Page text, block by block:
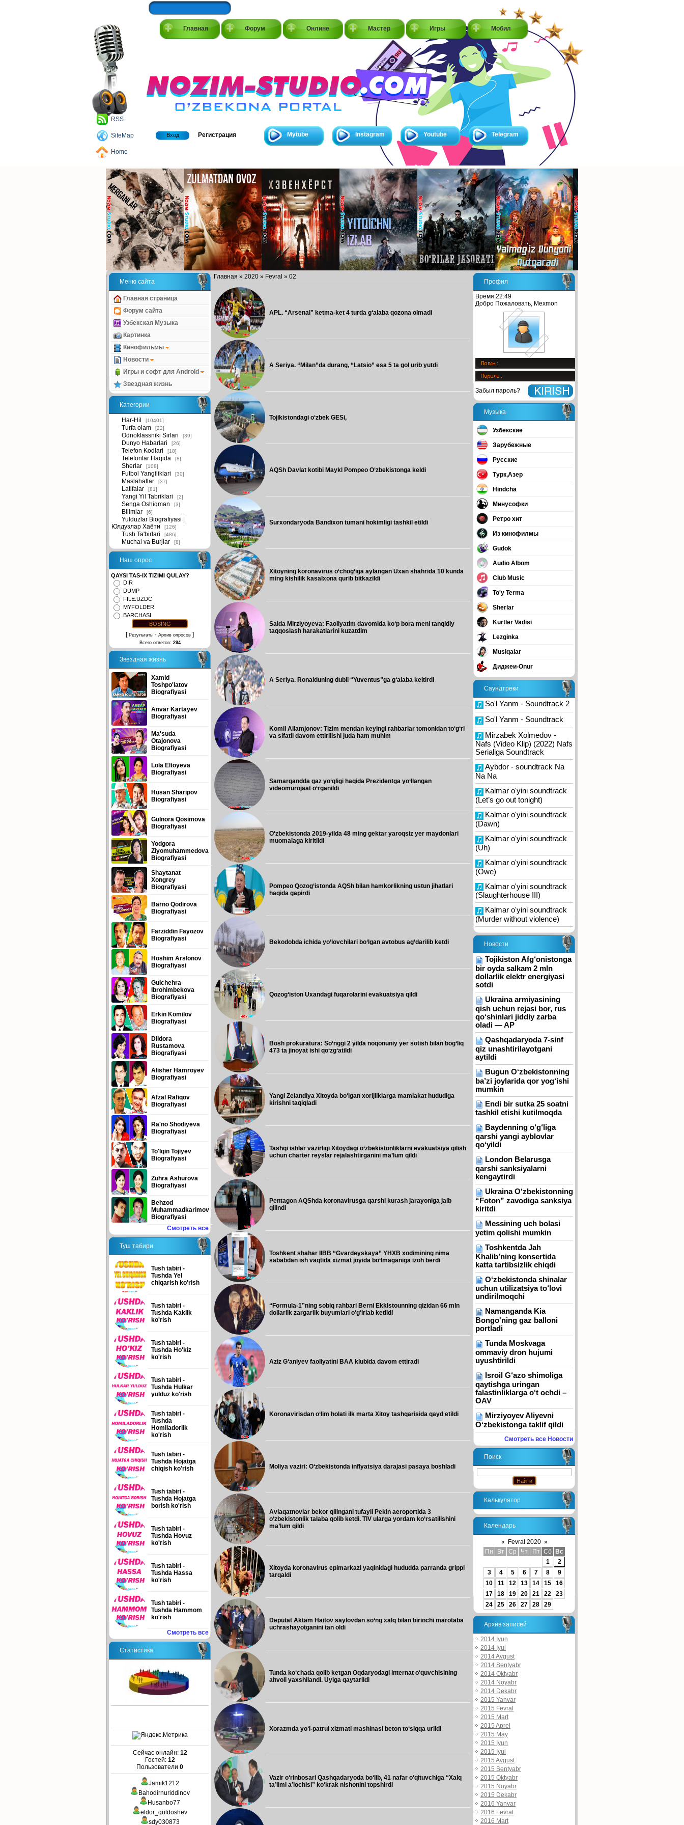
Главная Форум Онлине Мастер Игры Мобил
RSS
SiteMap
Home
Вход Регистрация Mytube Instagram Youtube Telegram
Меню сайта
Главная страница
Форум сайта
Узбекская Музыка
Картинка
Кинофильмы
Новости
Игры и софт для Android
Звездная жизнь
Категории
Har-Hil [10401]
Turfa olam [22]
Odnoklassniki Sirlari [39]
Dunyo Habarlari [26]
Telefon Kodlari [18]
Telefonlar Haqida [8]
Sherlar [108]
Futbol Yangiliklari [30]
Maslahatlar [37]
Latifalar [81]
Yangi Yil Tabriklari [2]
Senga Oshiqman [3]
Bilimlar [6]
Yulduzlar Biografiyasi |
Юлдузлар Хаёти
[126]
Tush Ta'birlari [486]
Muchal va Burjlar [8]
Наш опрос
QAYSI TAS-IX TIZIMI QULAY?
DIR
DUMP
FILE.UZDC
MYFOLDER
BARCHASI
[ Результаты · Архив опросов ]
Всего ответов: 294
Звездная жизнь
Xamid
Toshpo'latov
Biografiyasi
Anvar Kartayev
Biografiyasi
Ma'suda
Otajonova
Biografiyasi
Lola Eltoyeva
Biografiyasi
Husan Sharipov
Biografiyasi
Gulnora Qosimova
Biografiyasi
Yodgora
Ziyomuhammedova
Biografiyasi
Shaytanat
Xongrey
Biografiyasi
Barno Qodirova
Biografiyasi
Farziddin Fayozov
Biografiyasi
Hoshim Arslonov
Biografiyasi
Gulchehra
Ibrohimbekova
Biografiyasi
Erkin Komilov
Biografiyasi
Dildora
Rustamova
Biografiyasi
Alisher Hamroyev
Biografiyasi
Afzal Rafiqov
Biografiyasi
Ra'no Shodiyeva
Biografiyasi
To'lqin Tojiyev
Biografiyasi
Zuhra Ashurova
Biografiyasi
Behzod
Muhammadkarimov
Biografiyasi
Смотреть все
Туш табири
Tush tabiri -
Tushda Yel
chiqarish ko'rish
Tush tabiri -
Tushda Kaklik
ko'rish
Tush tabiri -
Tushda Ho'kiz
ko'rish
Tush tabiri -
Tushda Hulkar
yulduz ko'rish
Tush tabiri -
Tushda
Homiladorlik
ko'rish
Tush tabiri -
Tushda Hojatga
chiqish ko'rish
Tush tabiri -
Tushda Hojatga
borish ko'rish
Tush tabiri -
Tushda Hovuz
ko'rish
Tush tabiri -
Tushda Hassa
ko'rish
Tush tabiri -
Tushda Hammom
ko'rish
Смотреть все
Статистика
Сейчас онлайн: 12
Гостей: 12
Пользователи 0
Jamik1212
Bahodirnuriddinov
Husanbo77
eldor_quldoshev
sdy030873
Главная » 2020 » Fevral » 02
APL. “Arsenal” ketma-ket 4 turda g‘alaba qozona olmadi
A Seriya. “Milan”da durang, “Latsio” esa 5 ta gol urib yutdi
Tojikistondagi o‘zbek GESi,
AQSh Davlat kotibi Maykl Pompeo O‘zbekistonga keldi
Surxondaryoda Bandixon tumani hokimligi tashkil etildi
Xitoyning koronavirus o‘chog‘iga aylangan Uxan shahrida 10 kunda
ming kishilik kasalxona qurib bitkazildi
Saida Mirziyoyeva: Faoliyatim davomida ko‘p bora meni tanqidiy
taqqoslash harakatlarini kuzatdim
A Seriya. Ronalduning dubli “Yuventus”ga g‘alaba keltirdi
Komil Allamjonov: Tizim mendan keyingi rahbarlar tomonidan to‘g‘ri
va sifatli davom ettirilishi juda ham muhim
Samarqandda gaz yo‘qligi haqida Prezidentga yo‘llangan
videomurojaat o‘rganildi
O‘zbekistonda 2019-yilda 48 ming gektar yaroqsiz yer maydonlari
muomalaga kiritildi
Pompeo Qozog‘istonda AQSh bilan hamkorlikning ustun jihatlari
haqida gapirdi
Bekodobda ichida yo‘lovchilari bo‘lgan avtobus ag‘darilib ketdi
Qozog‘iston Uxandagi fuqarolarini evakuatsiya qildi
Bosh prokuratura: So‘nggi 2 yilda noqonuniy yer sotish bilan bog‘liq
473 ta jinoyat ishi qo‘zg‘atildi
Yangi Zelandiya Xitoyda bo‘lgan xorijliklarga mamlakat hududiga
kirishni taqiqladi
Tashqi ishlar vazirligi Xitoydagi o‘zbekistonliklarni evakuatsiya qilish
uchun charter reyslar rejalashtirganini ma’lum qildi
Pentagon AQShda koronavirusga qarshi kurash jarayoniga jalb
qilindi
Toshkent shahar IIBB “Gvardeyskaya” YHXB xodimining nima
sababdan ish vaqtida xizmat joyida bo‘lmaganiga izoh berdi
“Formula-1”ning sobiq rahbari Berni Ekklstounning qizidan 66 mln
dollarlik zargarlik buyumlari o‘g‘irlab ketildi
Aziz G‘aniyev faoliyatini BAA klubida davom ettiradi
Koronavirisdan o‘lim holati ilk marta Xitoy tashqarisida qayd etildi
Moliya vaziri: O‘zbekistonda inflyatsiya darajasi pasaya boshladi
Aviaqatnovlar bekor qilingani tufayli Pekin aeroportida 3
o‘zbekistonlik talaba qolib ketdi. TIV ularga yordam ko‘rsatilishini
ma’lum qildi
Xitoyda koronavirus epimarkazi yaqinidagi hududda parranda grippi
tarqaldi
Deputat Aktam Haitov saylovdan so‘ng xalq bilan birinchi marotaba
uchrashayotganini tan oldi
Tunda ko‘chada qolib ketgan Oqdaryodagi internat o‘quvchisining
ahvoli yaxshilandi. Uyiga qaytarildi
Xorazmda yo‘l-patrul xizmati mashinasi beton to‘siqqa urildi
Vazir o‘rinbosari Qashqadaryoda bo‘lib, 41 nafar o‘qituvchiga “Xalq
ta’limi a’lochisi” ko‘krak nishonini topshirdi
Профил
Время:22:49
Добро Пожаловать, Mexmon
Забыл пароль?
Музыка
Узбекские
Зарубежные
Русские
Турк,Азер
Hindcha
Минусофки
Ретро хит
Из кинофилмы
Gudok
Audio Albom
Club Music
To'y Terma
Sherlar
Kurtler Vadisi
Lezginka
Musiqalar
Диджеи-Onur
Саундтреки
So'l Yanm - Soundtrack 2
So'l Yanm - Soundtrack
Mirzabek Xolmedov -
Nafs (Video Klip) (2022) Nafs
Serialiga Soundtrack
Aybdor - soundtrack Na
Na Na
Kalmar o'yini soundtrack
(Let’s go out tonight)
Kalmar o'yini soundtrack
(Dawn)
Kalmar o'yini soundtrack
(Uh)
Kalmar o'yini soundtrack
(Owe)
Kalmar o'yini soundtrack
(Slaughterhouse III)
Kalmar o'yini soundtrack
(Murder without violence)
Новости
Tojikiston Afg‘onistonga
bir oyda salkam 2 mln
dollarlik elektr energiyasi
sotdi
Ukraina armiyasining
qish uchun rejasi bor, rus
qo‘shinlari jiddiy zarba
oladi — AP
Qashqadaryoda 7-sinf
qiz unashtirilayotgani
aytildi
Bugun O‘zbekistonning
ba’zi joylarida qor yog‘ishi
mumkin
Endi bir sutka 25 soatni
tashkil etishi kutilmoqda
Baydenning o‘g‘liga
qarshi yangi ayblovlar
qo‘yildi
London Belarusga
qarshi sanksiyalarni
kengaytirdi
Ukraina O‘zbekistonning
“Foton” zavodiga sanksiya
kiritdi
Messining uch bolasi
yetim qolishi mumkin
Toshkentda Jah
Khalib’ning konsertida
katta tartibsizlik chiqdi
O‘zbekistonda shinalar
uchun utilizatsiya to‘lovi
undirilmoqchi
Namanganda Kia
Bongo'ning gaz balloni
portladi
Tunda Moskvaga
ommaviy dron hujumi
uyushtirildi
Isroil G‘azo shimoliga
qaytishga uringan
falastinliklarga o‘t ochdi –
OAV
Mirziyoyev Aliyevni
O‘zbekistonga taklif qildi
Смотреть все Новости
Поиск
Калькулятор
Календарь
« Fevral 2020 »
Пн
Вт Ср Чт Пт Сб Вс
1
2
3
4 5 6 7 8
9
10
11 12 13 14 15
16
17
18 19 20 21 22
23
24
25 26 27 28 29
Архив записей
2014 Iyun
2014 Iyul
2014 Avgust
2014 Sentyabr
2014 Oktyabr
2014 Noyabr
2014 Dekabr
2015 Yanvar
2015 Fevral
2015 Mart
2015 Aprel
2015 May
2015 Iyun
2015 Iyul
2015 Avgust
2015 Sentyabr
2015 Oktyabr
2015 Noyabr
2015 Dekabr
2016 Yanvar
2016 Fevral
2016 Mart